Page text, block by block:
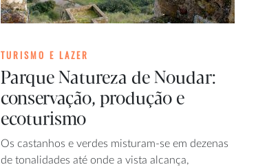
TURISMO E LAZER
Parque Natureza de Noudar:
conservação, produção e
ecoturismo
Os castanhos e verdes misturam-se em dezenas
de tonalidades até onde a vista alcança,